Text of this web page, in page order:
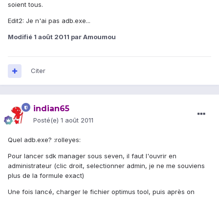
soient tous.
Edit2: Je n'ai pas adb.exe...
Modifié 1 août 2011 par Amoumou
Citer
indian65
Posté(e) 1 août 2011
Quel adb.exe? :rolleyes:
Pour lancer sdk manager sous seven, il faut l'ouvrir en
administrateur (clic droit, selectionner admin, je ne me souviens
plus de la formule exact)
Une fois lancé, charger le fichier optimus tool, puis après on